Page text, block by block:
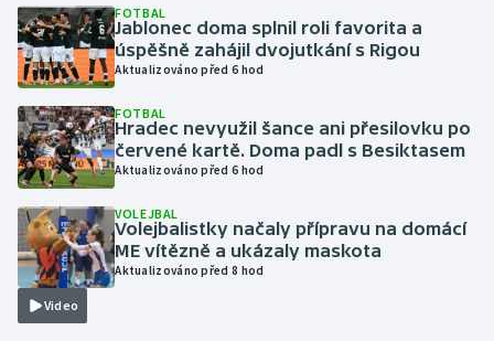
Lyže a snowboard
Moderní pětiboj
Motorsport
Parasport
Plavání
FOTBAL
Jablonec doma splnil roli favorita a
úspěšně zahájil dvojutkání s Rigou
Aktualizováno před 6 hod
FOTBAL
Hradec nevyužil šance ani přesilovku po
červené kartě. Doma padl s Besiktasem
Aktualizováno před 6 hod
Video
VOLEJBAL
Volejbalistky načaly přípravu na domácí
ME vítězně a ukázaly maskota
Aktualizováno před 8 hod